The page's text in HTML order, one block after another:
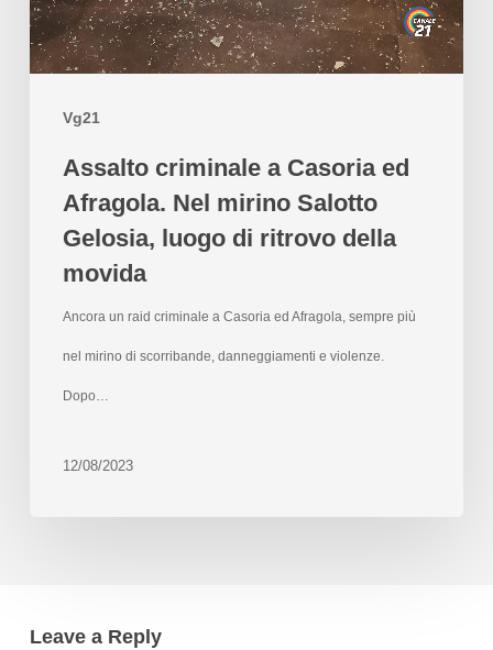
Vg21
Assalto criminale a Casoria ed
Afragola. Nel mirino Salotto
Gelosia, luogo di ritrovo della
movida
Ancora un raid criminale a Casoria ed Afragola, sempre più
nel mirino di scorribande, danneggiamenti e violenze.
Dopo…
12/08/2023
Leave a Reply